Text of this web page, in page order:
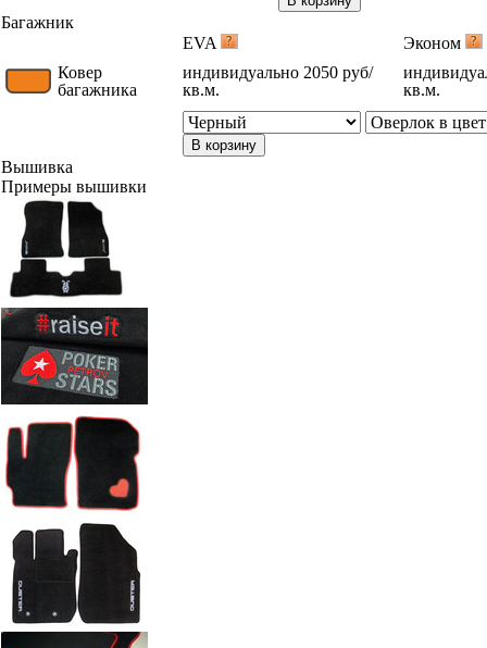
Багажник
EVA
Эконом
Ковер
багажника
индивидуально 2050 руб/
кв.м.
кв.м.
В корзину
Вышивка
Примеры вышивки